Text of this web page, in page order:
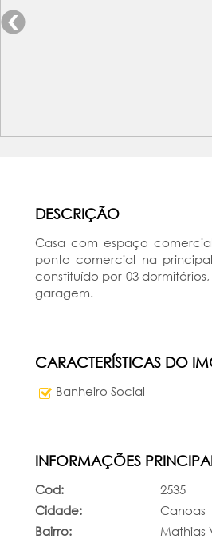
DESCRIÇÃO
Casa com espaço
ponto comercial na
constituído por 03
garagem.
CARACTERÍSTICAS DO
Banheiro Social
INFORMAÇÕES
Cod:
2535
Cidade:
Canoas
Bairro:
Mathias